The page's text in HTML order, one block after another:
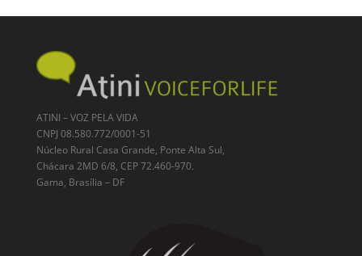
ATINI – VOZ PELA VIDA
CNPJ 08.580.772/0001-51
Núcleo Rural Casa Grande, Ponte Alta Sul,
Chácara 2MD 6/8, CEP 72.460-970.
Gama, Brasília – DF